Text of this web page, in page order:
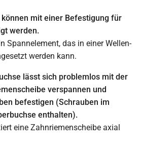
mit einer Befestigung für
werden.
Spannelement, das in einer Wellen-
werden kann.
lässt sich problemlos mit der
verspannen und
befestigen (Schrauben im
enthalten).
eine Zahnriemenscheibe axial